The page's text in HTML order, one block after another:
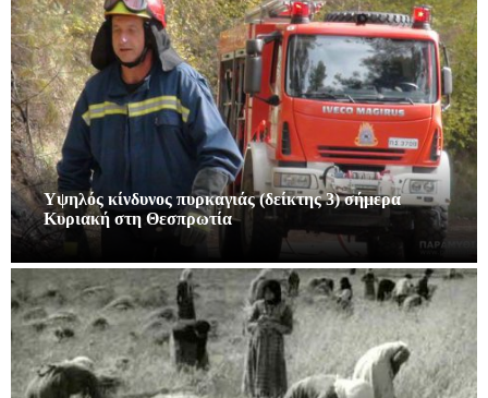
Υψηλός κίνδυνος πυρκαγιάς (δείκτης 3) σήμερα
Κυριακή στη Θεσπρωτία